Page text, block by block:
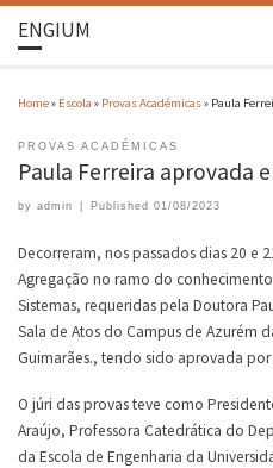
ENGIUM
Home» Escola » Provas Académicas» Paula
PROVAS ACADÉMICAS
Paula Ferreira aprovada
by admin Published 01/08/2023
Decorreram, nos passados dias 20 e
Agregação no ramo do
Sistemas, requeridas pela Doutora
Sala de Atos do Campus de Azurém
Guimarães., tendo sido aprovada
O júri das provas teve como
Araújo, Professora Catedrática do
da Escola de Engenharia da